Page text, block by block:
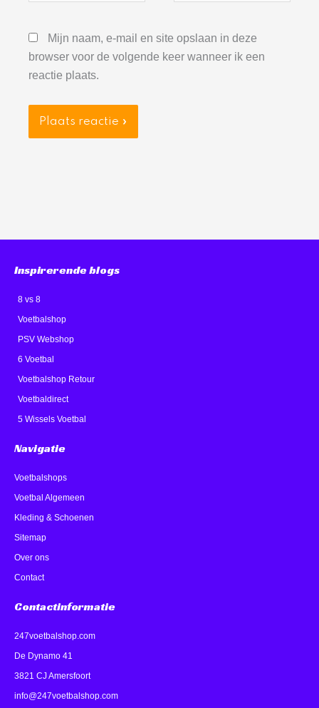
Mijn naam, e-mail en site opslaan in deze
browser voor de volgende keer wanneer ik een
reactie plaats.
Inspirerende blogs
8 vs 8
Voetbalshop
PSV Webshop
6 Voetbal
Voetbalshop Retour
Voetbaldirect
5 Wissels Voetbal
Navigatie
Voetbalshops
Voetbal Algemeen
Kleding & Schoenen
Sitemap
Over ons
Contact
Contactinformatie
247voetbalshop.com
De Dynamo 41
3821 CJ Amersfoort
info@247voetbalshop.com